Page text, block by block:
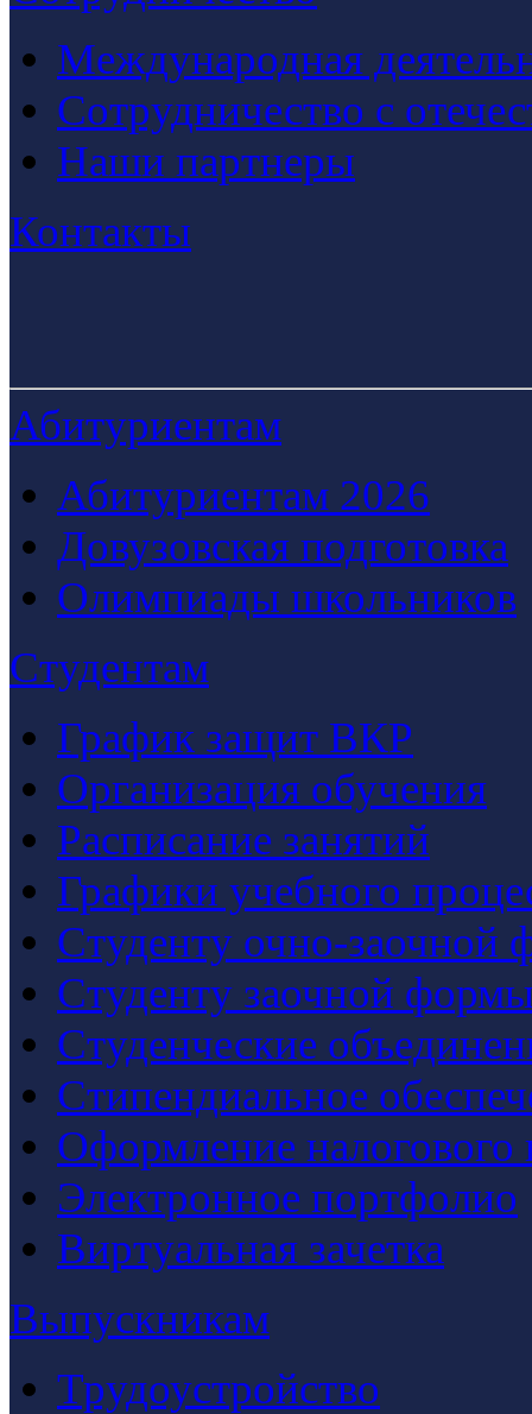
Международная
Сотрудничество с
Наши партнеры
Контакты
Абитуриентам
Абитуриентам 2026
Довузовская подготовка
Олимпиады школьников
Студентам
График защит ВКР
Организация обучения
Расписание занятий
Графики учебного
Студенту очно-заочной
Студенту заочной
Студенческие
Стипендиальное
Оформление налогового
Электронное портфолио
Виртуальная зачетка
Выпускникам
Трудоустройство